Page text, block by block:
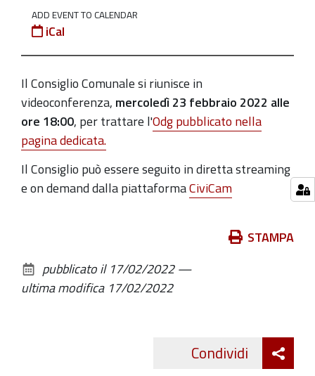
2022
alle
ore
2022-
23T18:00:00+01:00
02-
23T21:00:00+01:00
ADD EVENT TO CALENDAR
iCal
Il Consiglio Comunale si riunisce in
videoconferenza, mercoledì 23 febbraio 2022 alle
ore 18:00, per trattare l'Odg pubblicato nella
pagina dedicata.
Il Consiglio può essere seguito in diretta streaming
e on demand dalla piattaformaCiviCam
documento
STAMPA
pubblicato il 17/02/2022—
ultima modifica 17/02/2022
Condividi